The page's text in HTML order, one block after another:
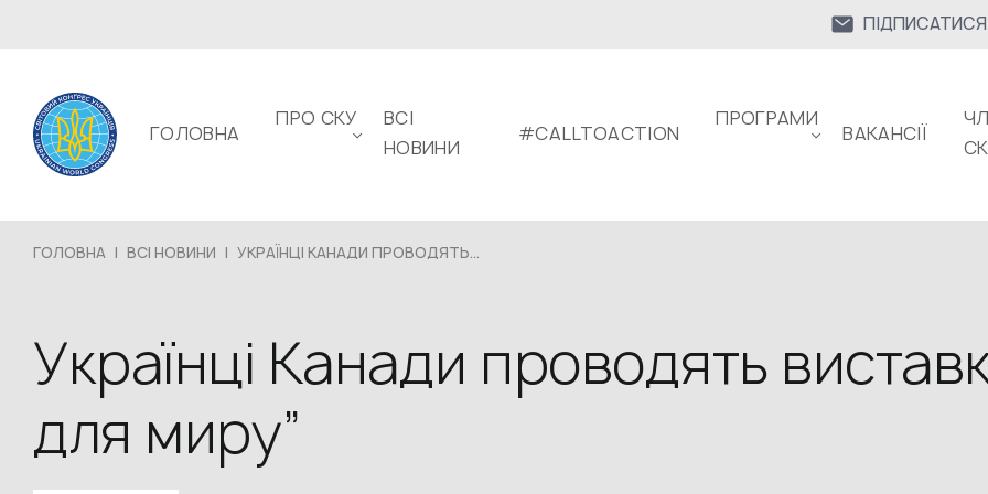
ГОЛОВНА
ПРО СКУ
ВСІ
НОВИНИ
#CALLTOACTION
ПРОГРАМИ
ВАКАНСІЇ
ГОЛОВНА | ВСІ НОВИНИ | УКРАЇНЦІ КАНАДИ ПРОВОДЯТЬ...
Українці Канади проводять
для миру”